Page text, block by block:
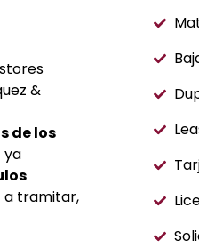
&
de los
ya
a tramitar,